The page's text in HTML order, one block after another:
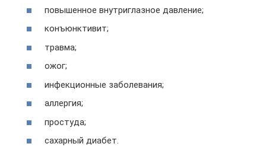
повышенное внутриглазное давление;
конъюнктивит;
травма;
ожог;
инфекционные заболевания;
аллергия;
простуда;
сахарный диабет.